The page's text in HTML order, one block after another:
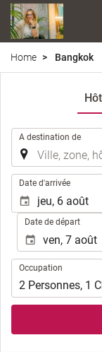
Home Bangkok
A destination de
Date d'arrivée
Date de départ
Occupation
Occupation
2 Personnes, 1